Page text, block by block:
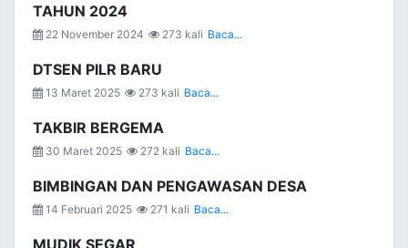
TAHUN 2024
22 November 2024 273 kali Baca...
DTSEN PILR BARU
13 Maret 2025 273 kali Baca...
TAKBIR BERGEMA
30 Maret 2025 272 kali Baca...
BIMBINGAN DAN PENGAWASAN DESA
14 Februari 2025 271 kali Baca...
MUDIK SEGAR